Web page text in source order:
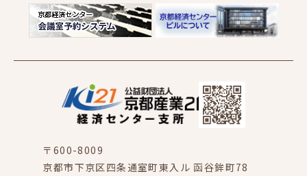
〒600-8009
京都市下京区四条通室町東入ル 函谷鉾町78